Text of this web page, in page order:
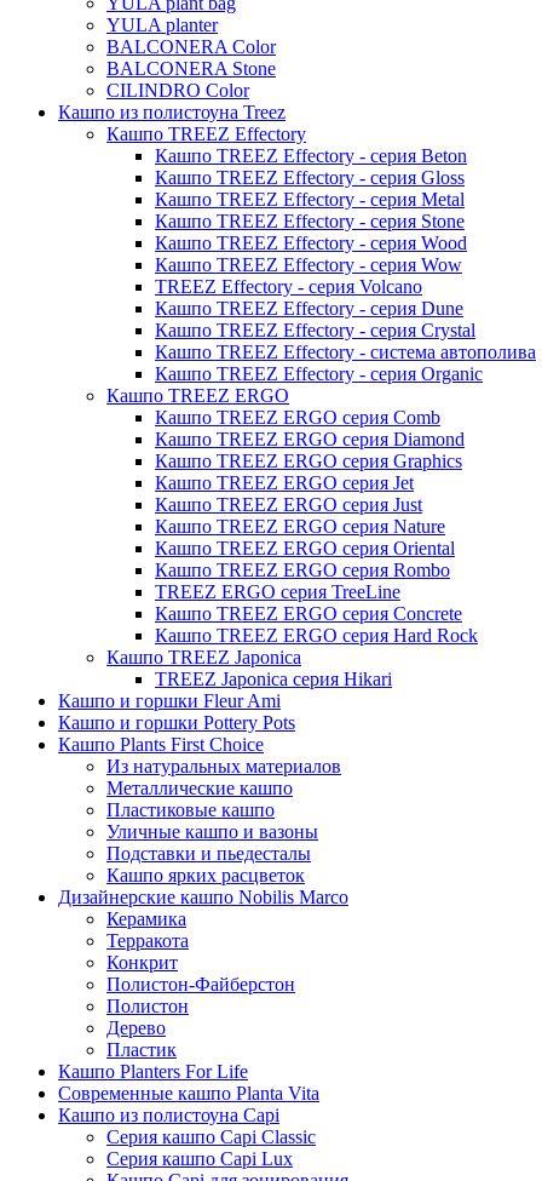
Moda
YULA planter
BALCONERA Color
BALCONERA Stone
CILINDRO Color
Кашпо из полистоуна Treez
Кашпо TREEZ Effectory
Кашпо TREEZ Effectory - серия Beton
Кашпо TREEZ Effectory - серия Gloss
Кашпо TREEZ Effectory - серия Metal
Кашпо TREEZ Effectory - серия Stone
Кашпо TREEZ Effectory - серия Wood
Кашпо TREEZ Effectory - серия Wow
TREEZ Effectory - серия Volcano
Кашпо TREEZ Effectory - серия Dune
Кашпо TREEZ Effectory - серия Crystal
Кашпо TREEZ Effectory - система автополива
Кашпо TREEZ Effectory - серия Organic
Кашпо TREEZ ERGO
Кашпо TREEZ ERGO серия Comb
Кашпо TREEZ ERGO серия Diamond
Кашпо TREEZ ERGO серия Graphics
Кашпо TREEZ ERGO серия Jet
Кашпо TREEZ ERGO серия Just
Кашпо TREEZ ERGO серия Nature
Кашпо TREEZ ERGO серия Oriental
Кашпо TREEZ ERGO серия Rombo
TREEZ ERGO серия TreeLine
Кашпо TREEZ ERGO серия Concrete
Кашпо TREEZ ERGO серия Hard Rock
Кашпо TREEZ Japonica
TREEZ Japonica серия Hikari
Кашпо и горшки Fleur Ami
Кашпо и горшки Pottery Pots
Кашпо Plants First Choice
Из натуральных материалов
Металлические кашпо
Пластиковые кашпо
Уличные кашпо и вазоны
Подставки и пьедесталы
Кашпо ярких расцветок
Дизайнерские кашпо Nobilis Marco
Керамика
Терракота
Конкрит
Полистон-Файберстон
Полистон
Дерево
Пластик
Кашпо Planters For Life
Современные кашпо Planta Vita
Кашпо из полистоуна Capi
Серия кашпо Capi Classic
Серия кашпо Capi Lux